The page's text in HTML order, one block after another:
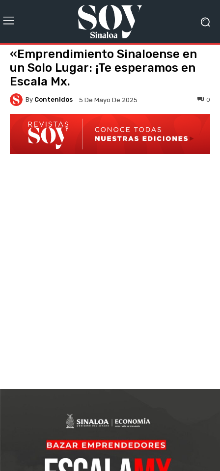
«Emprendimiento Sinaloense en
un Solo Lugar: ¡Te esperamos en
Escala Mx.
By Contenidos 5 De Mayo De 2025 0